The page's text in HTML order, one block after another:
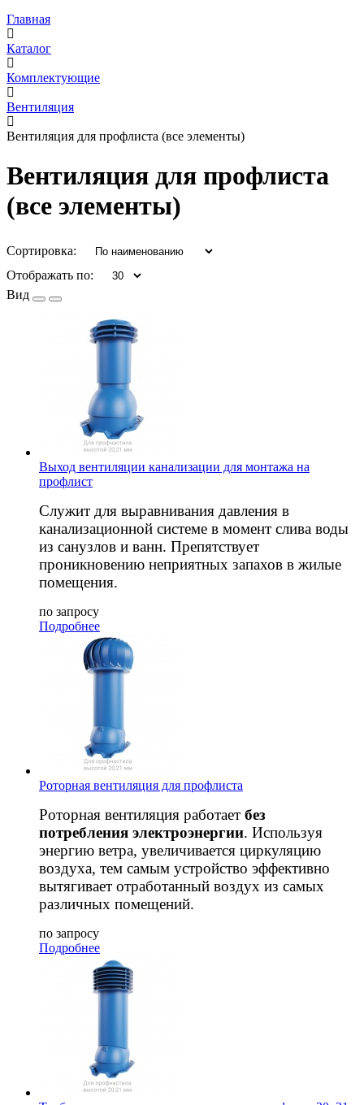
Главная
Каталог
Комплектующие
Вентиляция
Вентиляция для профлиста (все элементы)
Вентиляция для профлиста
(все элементы)
Сортировка:
Отображать по:
Вид
Выход вентиляции канализации для монтажа на
профлист
Служит для выравнивания давления в
канализационной системе в момент слива воды
из санузлов и ванн. Препятствует
проникновению неприятных запахов в жилые
помещения.
по запросу
Подробнее
Роторная вентиляция для профлиста
Роторная вентиляция работает без
потребления электроэнергии. Используя
энергию ветра, увеличивается циркуляцию
воздуха, тем самым устройство эффективно
вытягивает отработанный воздух из самых
различных помещений.
по запросу
Подробнее